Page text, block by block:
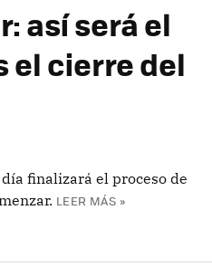
así será el
el cierre del
finalizará el proceso de
LEER MÁS »